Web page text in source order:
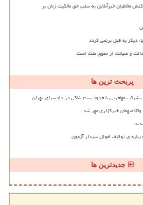
مخاطبان خبرآنلاین به سلب حق مالکیت زنان بر
دیگر به قبل برنمی گردد
و صیانت از حقوق ملت است
پربحث ترین ها
حدود ۳۰۰ شاکی در دادسرای تهران
میهمان خبرگزاری مهر شد
ی توقیف اموال سردار آزمون
جدیدترین ها